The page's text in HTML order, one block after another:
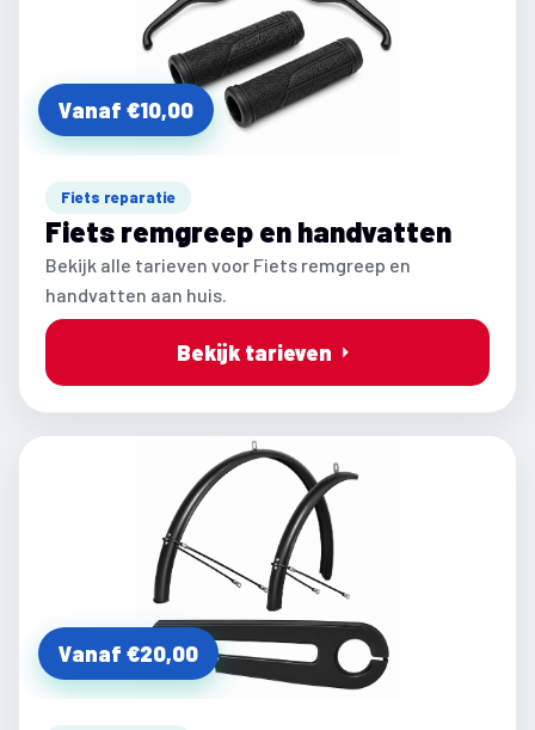
Vanaf €10,00
Fiets reparatie
Fiets remgreep en handvatten
Bekijk alle tarieven voor Fiets remgreep en
handvatten aan huis.
Bekijk tarieven
Vanaf €20,00